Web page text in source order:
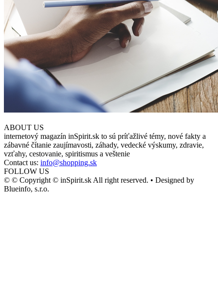
ABOUT US
internetový magazín inSpirit.sk to sú príťažlivé témy, nové fakty a
zábavné čítanie zaujímavosti, záhady, vedecké výskumy, zdravie,
vzťahy, cestovanie, spiritismus a veštenie
Contact us: info@shopping.sk
FOLLOW US
© © Copyright © inSpirit.sk All right reserved. • Designed by
Blueinfo, s.r.o.